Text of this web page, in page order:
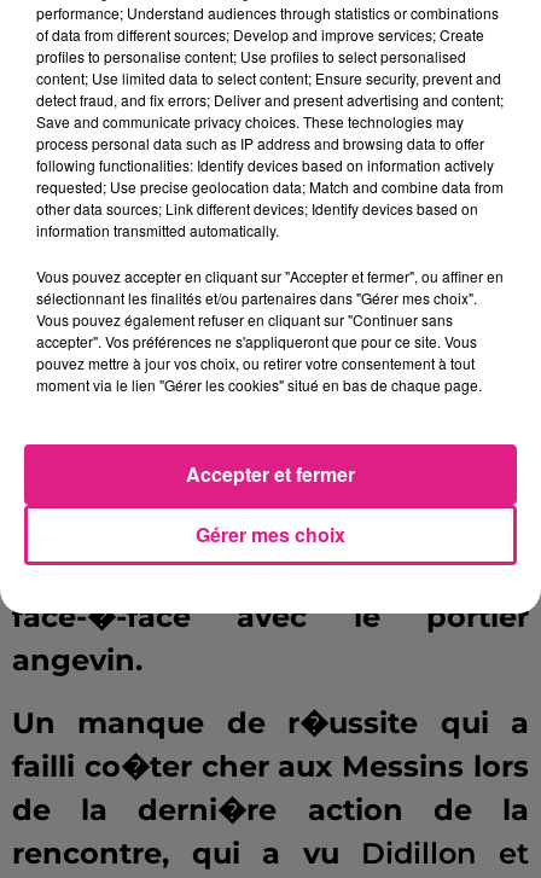
D�s lors, les Angevins se
lan�aient � l'assaut du but de
Didillon. Mais ni Tait (78') ou
Mangani (80') ne trouvaient la
solution pour les locaux. C�t�
mosellan, Opa Nguette aurait pu
se racheter sur un nouveau
contre messin, mais Letellier
claquait le ballon d'une main
fermeÈ cinq minutes du terme.
L'ailier messin �tait imit� dans
le temps additionnel par
Geronimo Poblete, qui n'a pu
trouver la faille dans un ultime
face-�-face avec le portier
angevin.
Un manque de r�ussite qui a
failli co�ter cher aux Messins lors
de la derni�re action de la
rencontre, qui a vu Didillon et
performance; Understand audiences through statistics or combinations
of data from different sources; Develop and improve services; Create
profiles to personalise content; Use profiles to select personalised
content; Use limited data to select content; Ensure security, prevent and
detect fraud, and fix errors; Deliver and present advertising and content;
Save and communicate privacy choices. These technologies may
process personal data such as IP address and browsing data to offer
following functionalities: Identify devices based on information actively
requested; Use precise geolocation data; Match and combine data from
other data sources; Link different devices; Identify devices based on
information transmitted automatically.
Vous pouvez accepter en cliquant sur "Accepter et fermer", ou affiner en
sélectionnant les finalités et/ou partenaires dans "Gérer mes choix".
Vous pouvez également refuser en cliquant sur "Continuer sans
accepter". Vos préférences ne s'appliqueront que pour ce site. Vous
pouvez mettre à jour vos choix, ou retirer votre consentement à tout
moment via le lien "Gérer les cookies" situé en bas de chaque page.
Gérer mes choix
Accepter et fermer